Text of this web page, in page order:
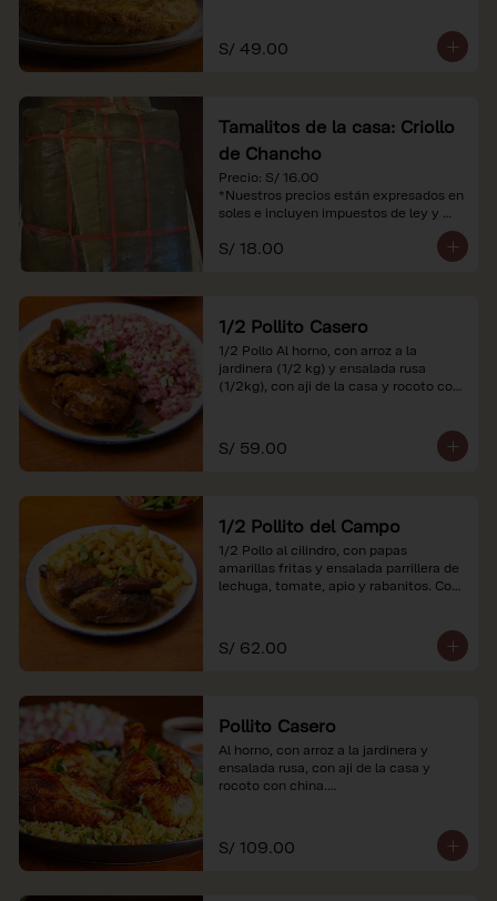
S/ 49.00
Tamalitos de la casa: Criollo
de Chancho
Precio: S/ 16.00
*Nuestros precios están expresados en
soles e incluyen impuestos de ley y
S/ 18.00
1/2 Pollito Casero
1/2 Pollo Al horno, con arroz a la
jardinera (1/2 kg) y ensalada rusa
(1/2kg), con aji de la casa y rocoto con
*Nuestros precios están expresados en
soles e incluyen impuestos de ley y
S/ 59.00
1/2 Pollito del Campo
1/2 Pollo al cilindro, con papas
amarillas fritas y ensalada parrillera de
lechuga, tomate, apio y rabanitos. Con
*Nuestros precios están expresados en
soles e incluyen impuestos de ley y
S/ 62.00
Pollito Casero
Al horno, con arroz a la jardinera y
ensalada rusa, con aji de la casa y
rocoto con china.
soles e incluyen impuestos de ley y
recargo al consumo.
S/ 109.00